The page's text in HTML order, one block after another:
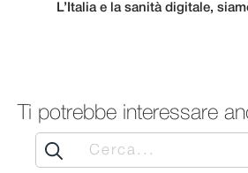
L’Italia e la sanità digitale,
Ti potrebbe interessare
Search
for: